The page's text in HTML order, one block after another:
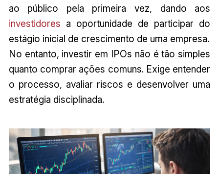
ao público pela primeira vez, dando aos
investidores a oportunidade de participar do
estágio inicial de crescimento de uma empresa.
No entanto, investir em IPOs não é tão simples
quanto comprar ações comuns. Exige entender
o processo, avaliar riscos e desenvolver uma
estratégia disciplinada.